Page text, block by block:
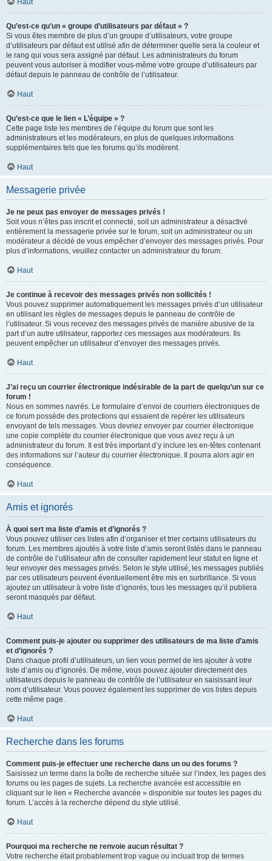
Haut
Qu’est-ce qu’un « groupe d’utilisateurs par défaut » ?
Si vous êtes membre de plus d’un groupe d’utilisateurs, votre groupe
d’utilisateurs par défaut est utilisé afin de déterminer quelle sera la couleur et
le rang qui vous sera assigné par défaut. Les administrateurs du forum
peuvent vous autoriser à modifier vous-même votre groupe d’utilisateurs par
défaut depuis le panneau de contrôle de l’utilisateur.
Haut
Qu’est-ce que le lien « L’équipe » ?
Cette page liste les membres de l’équipe du forum que sont les
administrateurs et les modérateurs, en plus de quelques informations
supplémentaires tels que les forums qu’ils modèrent.
Haut
Messagerie privée
Je ne peux pas envoyer de messages privés !
Soit vous n’êtes pas inscrit et connecté, soit un administrateur a désactivé
entièrement la messagerie privée sur le forum, soit un administrateur ou un
modérateur a décidé de vous empêcher d’envoyer des messages privés. Pour
plus d’informations, veuillez contacter un administrateur du forum.
Haut
Je continue à recevoir des messages privés non sollicités !
Vous pouvez supprimer automatiquement les messages privés d’un utilisateur
en utilisant les règles de messages depuis le panneau de contrôle de
l’utilisateur. Si vous recevez des messages privés de manière abusive de la
part d’un autre utilisateur, rapportez ces messages aux modérateurs. Ils
peuvent empêcher un utilisateur d’envoyer des messages privés.
Haut
J’ai reçu un courrier électronique indésirable de la part de quelqu’un sur ce
forum !
Nous en sommes navrés. Le formulaire d’envoi de courriers électroniques de
ce forum possède des protections qui essaient de repérer les utilisateurs
envoyant de tels messages. Vous devriez envoyer par courrier électronique
une copie complète du courrier électronique que vous avez reçu à un
administrateur du forum. Il est très important d’y inclure les en-têtes contenant
des informations sur l’auteur du courrier électronique. Il pourra alors agir en
conséquence.
Haut
Amis et ignorés
À quoi sert ma liste d’amis et d’ignorés ?
Vous pouvez utiliser ces listes afin d’organiser et trier certains utilisateurs du
forum. Les membres ajoutés à votre liste d’amis seront listés dans le panneau
de contrôle de l’utilisateur afin de consulter rapidement leur statut en ligne et
leur envoyer des messages privés. Selon le style utilisé, les messages publiés
par ces utilisateurs peuvent éventuellement être mis en surbrillance. Si vous
ajoutez un utilisateur à votre liste d’ignorés, tous les messages qu’il publiera
seront masqués par défaut.
Haut
Comment puis-je ajouter ou supprimer des utilisateurs de ma liste d’amis
et d’ignorés ?
Dans chaque profil d’utilisateurs, un lien vous permet de les ajouter à votre
liste d’amis ou d’ignorés. De même, vous pouvez ajouter directement des
utilisateurs depuis le panneau de contrôle de l’utilisateur en saisissant leur
nom d’utilisateur. Vous pouvez également les supprimer de vos listes depuis
cette même page.
Haut
Recherche dans les forums
Comment puis-je effectuer une recherche dans un ou des forums ?
Saisissez un terme dans la boîte de recherche située sur l’index, les pages des
forums ou les pages de sujets. La recherche avancée est accessible en
cliquant sur le lien « Recherche avancée » disponible sur toutes les pages du
forum. L’accès à la recherche dépend du style utilisé.
Haut
Pourquoi ma recherche ne renvoie aucun résultat ?
Votre recherche était probablement trop vague ou incluait trop de termes